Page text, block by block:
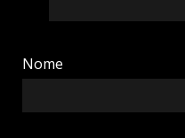
Nome